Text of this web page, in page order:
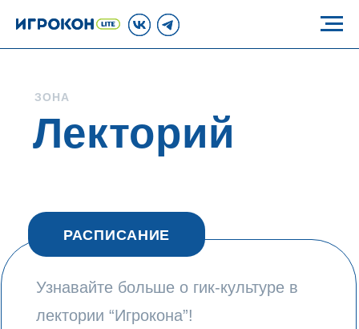
Лекторий
лектории “Игрокона”!
программа лектория, в которой
разработчики, книжные авторы,